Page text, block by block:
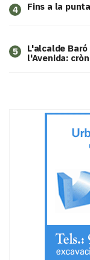
4 Fins a la
5
L'alcalde
l'Avenida: